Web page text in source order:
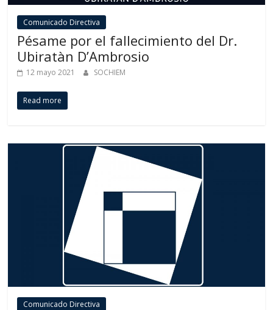
Comunicado Directiva
Pésame por el fallecimiento del Dr.
Ubiratàn D’Ambrosio
12 mayo 2021 SOCHIEM
Read more
Comunicado Directiva